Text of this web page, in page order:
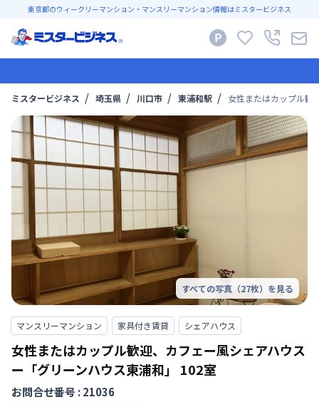
東京都のウィークリーマンション・マンスリーマンション情報はミスタービジネス
ミスタービジネス 埼玉県 川口市 東浦和駅 女性またはカップル歓
すべての写真（27枚）を見る
マンスリーマンション 家具付き賃貸 シェアハウス
女性またはカップル歓迎、カフェー風シェアハウス
ー「グリーンハウス東浦和」
102室
お問合せ番号 :21036